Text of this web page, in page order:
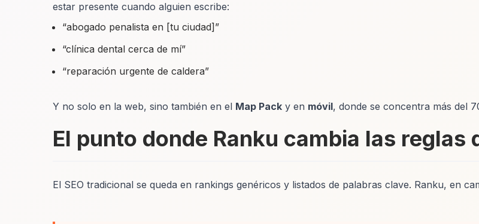
estar presente cuando alguien escribe:
“abogado penalista en [tu ciudad]”
“clínica dental cerca de mí”
“reparación urgente de caldera”
Y no solo en la web, sino también en el Map Pack y en móvil, donde se concentra más del
El punto donde Ranku cambia las reglas
El SEO tradicional se queda en rankings genéricos y listados de palabras clave. Ranku, en